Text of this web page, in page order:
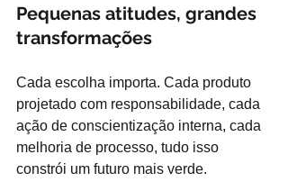
Pequenas atitudes, grandes
transformações
Cada escolha importa. Cada produto
projetado com responsabilidade, cada
ação de conscientização interna, cada
melhoria de processo, tudo isso
constrói um futuro mais verde.